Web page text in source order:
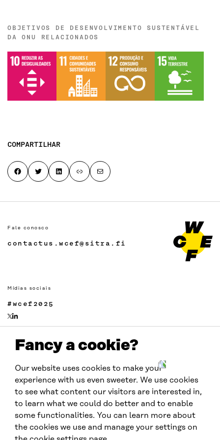
Fancy a cookie?
Our website uses cookies to make your
experience with us even sweeter. We use cookies
to see what content our visitors are interested in,
to learn what we could do better and to enable
some functionalities. You can learn more about
the cookies we use and manage your settings on
OBJETIVOS DE DESENVOLVIMENTO SUSTENTÁVEL
DA ONU RELACIONADOS
COMPARTILHAR
Share on FacebookShare on TwitterShare on LinkedInCopy page link to clipboard
Share by email
Fale conosco
contactus.wcef@sitra.fi
Mídias sociais
#wcef2025
Links
Acessibilidade
Proteção de Dados
Cookie settings
Realizado por: